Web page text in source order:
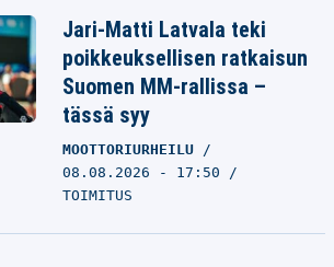
Jari-Matti Latvala teki
poikkeuksellisen ratkaisun
Suomen MM-rallissa –
tässä syy
MOOTTORIURHEILU
08.08.2026 - 17:50
TOIMITUS